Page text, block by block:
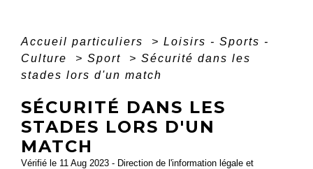
Accueil particuliers > Loisirs - Sports -
Culture
> Sport > Sécurité dans les
stades lors d'un match
SÉCURITÉ DANS LES
STADES LORS D'UN
MATCH
Vérifié le 11 Aug 2023 - Direction de l'information légale et